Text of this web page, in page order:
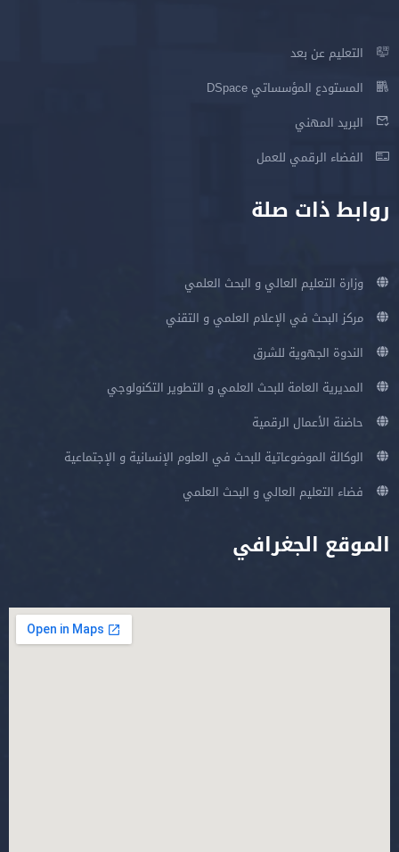
التعليم عن بعد
المستودع المؤسساتي DSpace
البريد المهني
الفضاء الرقمي للعمل
روابط ذات صلة
وزارة التعليم العالي و البحث العلمي
مركز البحث في الإعلام العلمي و التقني
الندوة الجهوية للشرق
المديرية العامة للبحث العلمي و التطوير التكنولوجي
حاضنة الأعمال الرقمية
الوكالة الموضوعاتية للبحث في العلوم الإنسانية و الإجتماعية
فضاء التعليم العالي و البحث العلمي
الموقع الجغرافي